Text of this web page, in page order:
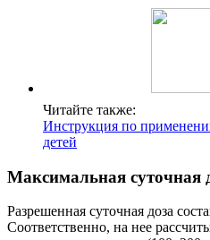
Читайте также:
Инструкция по
детей
Максимальная суточная
Разрешенная суточная доза
Соответственно, на нее